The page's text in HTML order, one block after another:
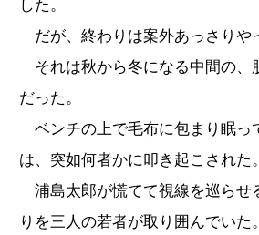
した。
だが、終わりは案外あっさりや
それは秋から冬になる中間の、
だった。
ベンチの上で毛布に包まり眠っ
は、突如何者かに叩き起こされた。
浦島太郎が慌てて視線を巡らせ
りを三人の若者が取り囲んでいた。